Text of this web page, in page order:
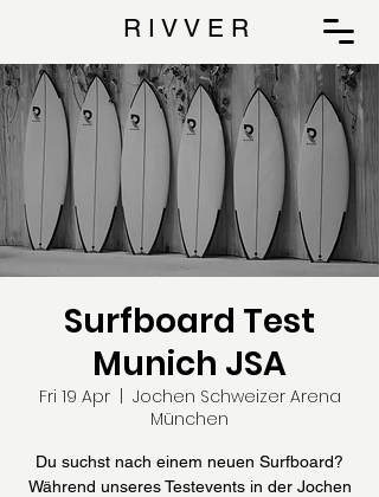
R I V V E R
Surfboard Test
Munich JSA
Fri 19 Apr
  |
Jochen Schweizer Arena
München
Du suchst nach einem neuen Surfboard?
Während unseres Testevents in der Jochen